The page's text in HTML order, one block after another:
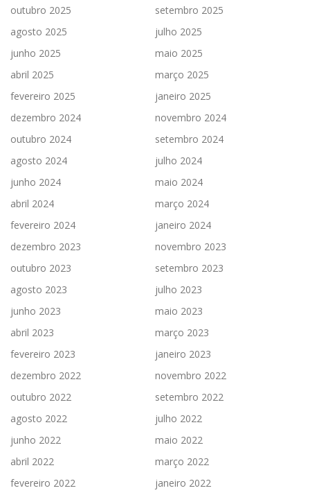
outubro 2025
setembro 2025
agosto 2025
julho 2025
junho 2025
maio 2025
abril 2025
março 2025
fevereiro 2025
janeiro 2025
dezembro 2024
novembro 2024
outubro 2024
setembro 2024
agosto 2024
julho 2024
junho 2024
maio 2024
abril 2024
março 2024
fevereiro 2024
janeiro 2024
dezembro 2023
novembro 2023
outubro 2023
setembro 2023
agosto 2023
julho 2023
junho 2023
maio 2023
abril 2023
março 2023
fevereiro 2023
janeiro 2023
dezembro 2022
novembro 2022
outubro 2022
setembro 2022
agosto 2022
julho 2022
junho 2022
maio 2022
abril 2022
março 2022
fevereiro 2022
janeiro 2022